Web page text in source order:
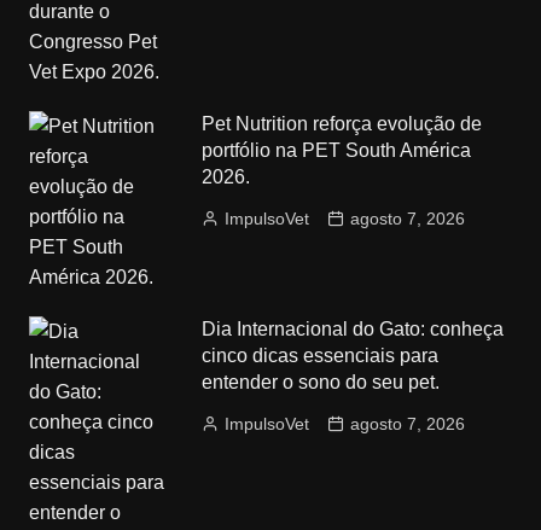
Pet Nutrition reforça evolução de
portfólio na PET South América
2026.
ImpulsoVet agosto 7, 2026
Dia Internacional do Gato: conheça
cinco dicas essenciais para
entender o sono do seu pet.
ImpulsoVet agosto 7, 2026